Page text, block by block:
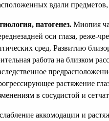
вдали
патогенез. Миопия
оси глаза, реже-
сред. Развитию
работа на близком
растяжение
в сосудистой и
аккомодации и